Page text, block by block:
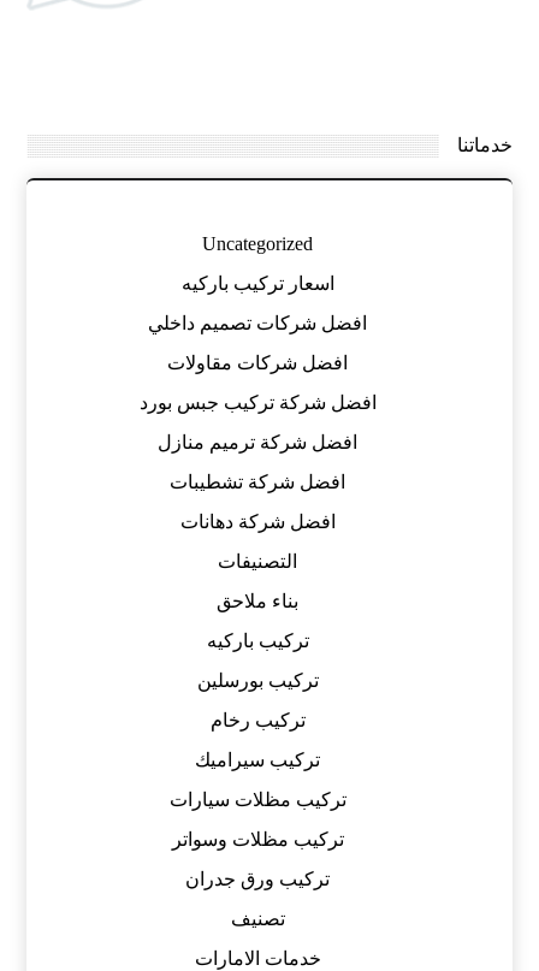
خدماتنا
Uncategorized
اسعار تركيب باركيه
افضل شركات تصميم داخلي
افضل شركات مقاولات
افضل شركة تركيب جبس بورد
افضل شركة ترميم منازل
افضل شركة تشطيبات
افضل شركة دهانات
التصنيفات
بناء ملاحق
تركيب باركيه
تركيب بورسلين
تركيب رخام
تركيب سيراميك
تركيب مظلات سيارات
تركيب مظلات وسواتر
تركيب ورق جدران
تصنيف
خدمات الامارات